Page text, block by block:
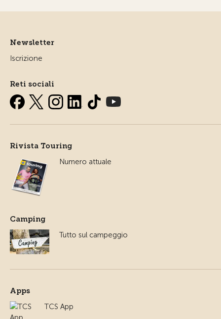
Newsletter
Iscrizione
Reti sociali
Rivista Touring
Numero attuale
Camping
Tutto sul campeggio
Apps
TCS App